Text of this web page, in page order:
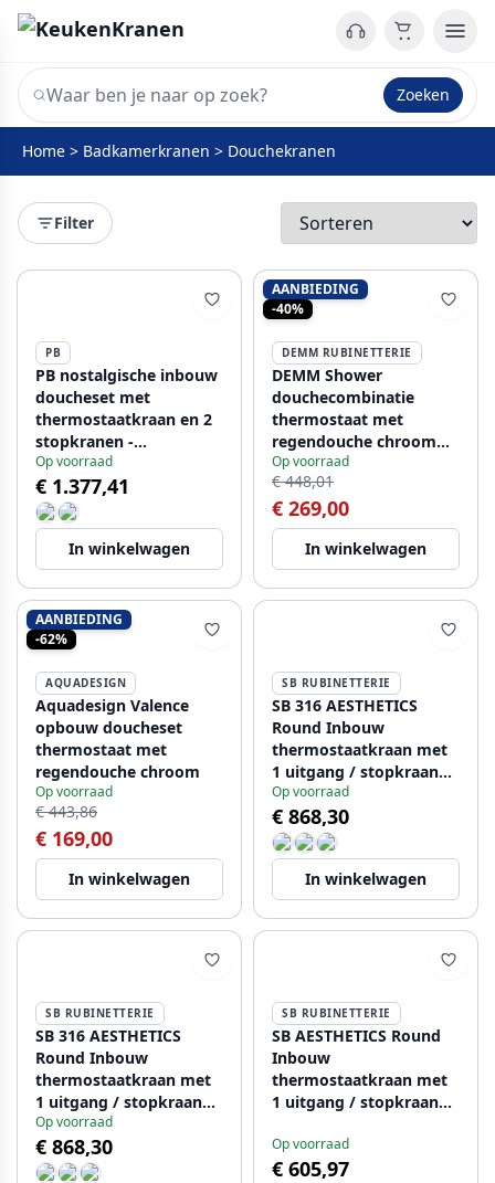
Zoeken
Home > Badkamerkranen > Douchekranen
Filter
PB
PB nostalgische inbouw
doucheset met
thermostaatkraan en 2
stopkranen -
handdouche -
regendouche 200mm -
Brons
Op voorraad
€ 1.377,41
In winkelwagen
AANBIEDING
-40%
DEMM RUBINETTERIE
DEMM Shower
douchecombinatie
thermostaat met
regendouche chroom
1208946965
Op voorraad
€ 448,01
€ 269,00
In winkelwagen
AANBIEDING
-62%
AQUADESIGN
Aquadesign Valence
opbouw doucheset
thermostaat met
regendouche chroom
Op voorraad
€ 443,86
€ 169,00
In winkelwagen
SB RUBINETTERIE
SB 316 AESTHETICS
Round Inbouw
thermostaatkraan met
1 uitgang / stopkraan
PVD koper geborsteld
1208954894
Op voorraad
€ 868,30
In winkelwagen
SB RUBINETTERIE
SB 316 AESTHETICS
Round Inbouw
thermostaatkraan met
1 uitgang / stopkraan
PVD gun metal
geborsteld 1208954896
Op voorraad
€ 868,30
SB RUBINETTERIE
SB AESTHETICS Round
Inbouw
thermostaatkraan met
1 uitgang / stopkraan
Op voorraad
€ 605,97